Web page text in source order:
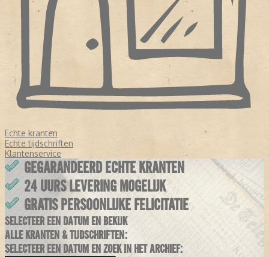
Echte kranten
Echte tijdschriften
Klantenservice
GEGARANDEERD ECHTE KRANTEN
24 UURS LEVERING MOGELIJK
GRATIS PERSOONLIJKE FELICITATIE
SELECTEER EEN DATUM EN BEKIJK
ALLE KRANTEN & TIJDSCHRIFTEN:
SELECTEER EEN DATUM EN ZOEK IN HET ARCHIEF: